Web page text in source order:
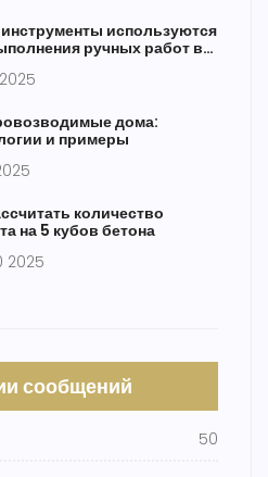
используются
ручных работ в
дома:
и примеры
количество
на 5 кубов бетона
2025
сообщений
50